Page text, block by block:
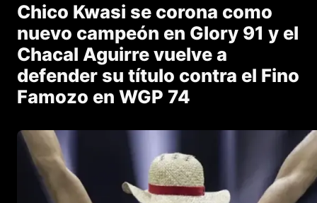
Chico Kwasi se corona como
nuevo campeón en Glory 91 y el
Chacal Aguirre vuelve a
defender su título contra el Fino
Famozo en WGP 74